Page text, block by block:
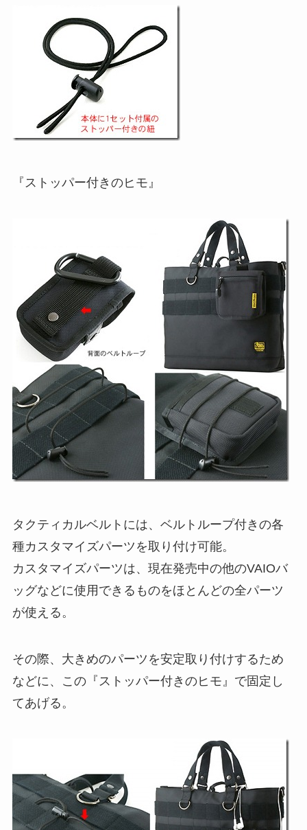
『ストッパー付きのヒモ』
タクティカルベルトには、ベルトループ付きの各
種カスタマイズパーツを取り付け可能。
カスタマイズパーツは、現在発売中の他のVAIOバ
ッグなどに使用できるものをほとんどの全パーツ
が使える。
その際、大きめのパーツを安定取り付けするため
などに、この『ストッパー付きのヒモ』で固定し
てあげる。